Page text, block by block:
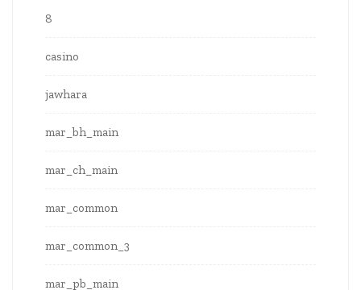
8
casino
jawhara
mar_bh_main
mar_ch_main
mar_common
mar_common_3
mar_pb_main